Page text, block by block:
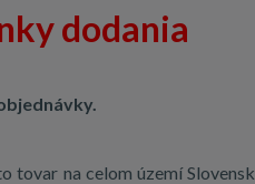
dodania
tovar na celom území